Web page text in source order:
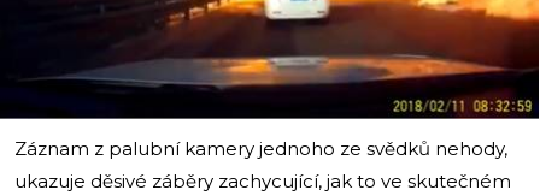
Záznam z palubní kamery jednoho ze svědků nehody,
ukazuje děsivé záběry zachycující, jak to ve skutečném